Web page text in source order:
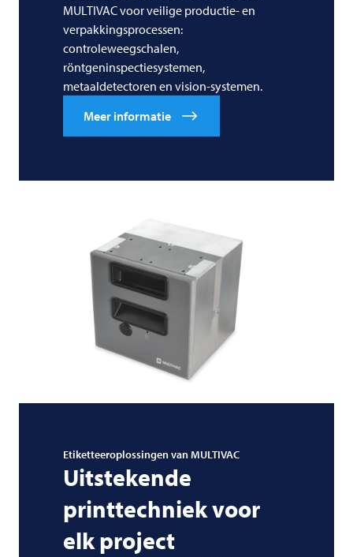
MULTIVAC voor veilige productie- en
verpakkingsprocessen:
controleweegschalen,
röntgeninspectiesystemen,
metaaldetectoren en vision-systemen.
Meer informatie
Etiketteeroplossingen van MULTIVAC
Uitstekende
printtechniek voor
elk project